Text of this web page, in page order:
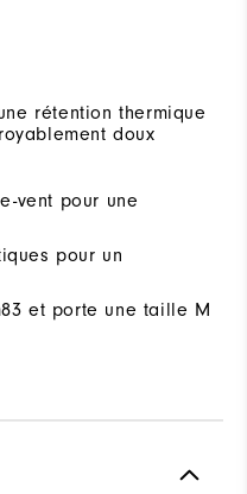
rétention thermique
doux
vent pour une
pour un
et porte une taille M